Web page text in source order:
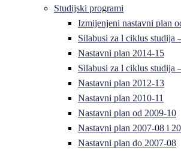
Studijski programi
Izmijenjeni nastavni plan
Silabusi za l ciklus studija
Nastavni plan 2014-15
Silabusi za l ciklus studija
Nastavni plan 2012-13
Nastavni plan 2010-11
Nastavni plan od 2009-10
Nastavni plan 2007-08 i
Nastavni plan do 2007-08